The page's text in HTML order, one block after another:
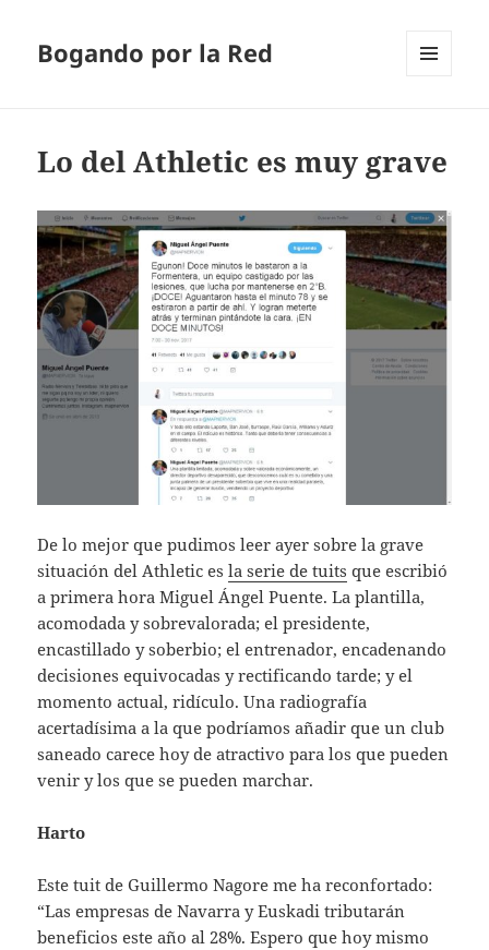
Bogando por la Red
Lo del Athletic es muy grave
De lo mejor que pudimos leer ayer sobre la grave
situación del Athletic esla serie de tuits que escribió
a primera hora Miguel Ángel Puente. La plantilla,
acomodada y sobrevalorada; el presidente,
encastillado y soberbio; el entrenador, encadenando
decisiones equivocadas y rectificando tarde; y el
momento actual, ridículo. Una radiografía
acertadísima a la que podríamos añadir que un club
saneado carece hoy de atractivo para los que pueden
venir y los que se pueden marchar.
Harto
Este tuit de Guillermo Nagore me ha reconfortado:
“Las empresas de Navarra y Euskadi tributarán
beneficios este año al 28%. Espero que hoy mismo